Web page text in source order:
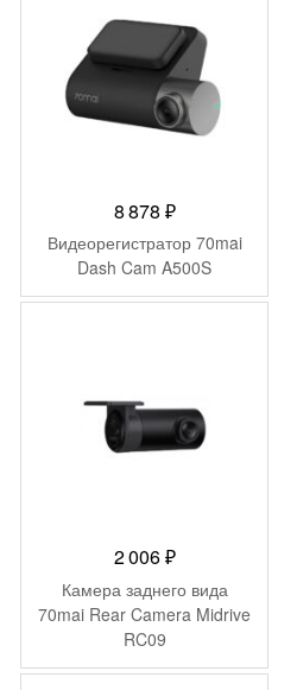
8 878 ₽
Видеорегистратор 70mai
Dash Cam A500S
2 006₽
Камера заднего вида
70mai Rear Camera Midrive
RC09